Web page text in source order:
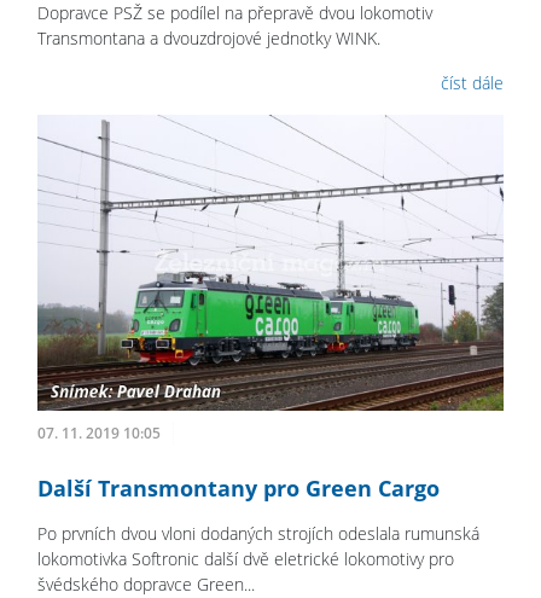
Dopravce PSŽ se podílel na přepravě dvou lokomotiv
Transmontana a dvouzdrojové jednotky WINK.
číst dále
07. 11. 2019 10:05
Další Transmontany pro Green Cargo
Po prvních dvou vloni dodaných strojích odeslala rumunská
lokomotivka Softronic další dvě eletrické lokomotivy pro
švédského dopravce Green...